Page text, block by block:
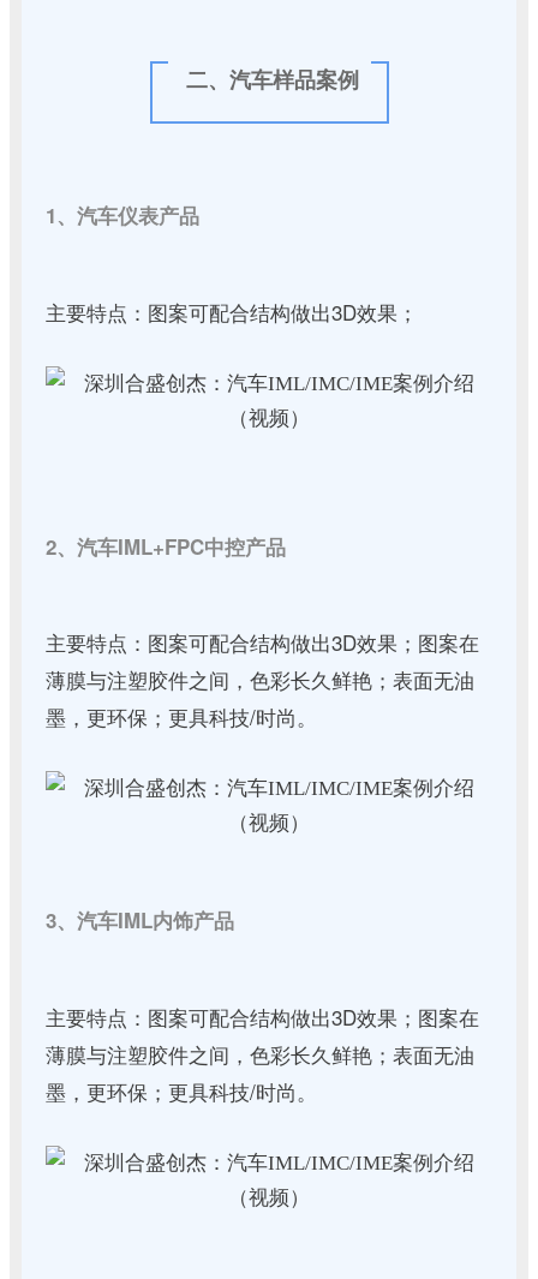
二、汽车样品案例
1、汽车仪表产品
主要特点：图案可配合结构做出3D效果；
2、汽车IML+FPC中控产品
主要特点：图案可配合结构做出3D效果；图案在
薄膜与注塑胶件之间，色彩长久鲜艳；表面无油
墨，更环保；更具科技/时尚。
3、汽车IML内饰产品
主要特点：图案可配合结构做出3D效果；图案在
薄膜与注塑胶件之间，色彩长久鲜艳；表面无油
墨，更环保；更具科技/时尚。